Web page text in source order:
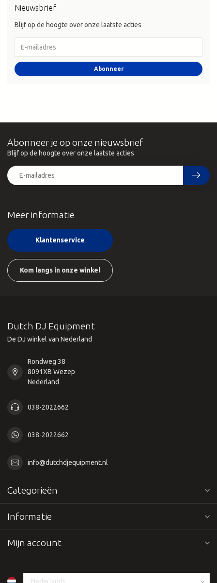
Nieuwsbrief
Blijf op de hoogte over onze laatste acties
Abonneer
Meer informatie
Klantenservice
Kom langs in onze winkel
Abonneer je op onze nieuwsbrief
Blijf op de hoogte over onze laatste acties
Dutch DJ Equipment
De DJ winkel van Nederland
Rondweg 38
8091XB Wezep
Nederland
038-2022662
038-2022662
info@dutchdjequipment.nl
Categorieën
Informatie
Mijn account